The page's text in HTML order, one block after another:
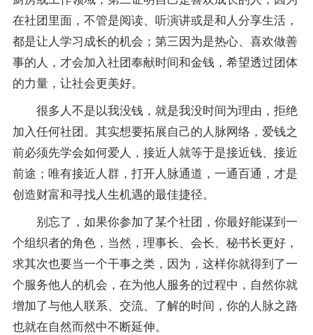
在社团里面，不管是阅读、听演讲或是和人分享生活，
都是让人学习成长的机会；第三因为是热心、喜欢做善
事的人，才会加入社团奉献时间和金钱，希望透过团体
的力量，让社会更美好。
很多人不是以我没钱，就是我没时间为理由，拒绝
加入任何社团。其实想要拓展自己的人脉网络，爱钱之
前必须先学会如何爱人，接近人就等于是接近钱、接近
前途；唯有接近人群，打开人脉通道，一通百通，才是
创造财富和寻找人生机遇的最佳捷径。
别忘了，如果你参加了某个社团，你最好能谋到一
个组织者的角色，当然，理事长、会长、秘书长更好，
求其次也要当一个干事之类，因为，这样你就得到了一
个服务他人的机会，在为他人服务的过程中，自然你就
增加了与他人联系、交流、了解的时间，你的人脉之路
也就在自然而然中不断延伸。